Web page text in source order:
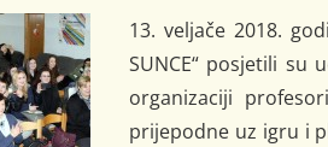
13. veljače 2018.
SUNCE“ posjetili su
organizaciji
prijepodne uz igru i